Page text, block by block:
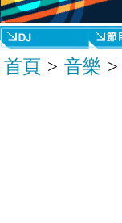
首頁 > 音樂 >